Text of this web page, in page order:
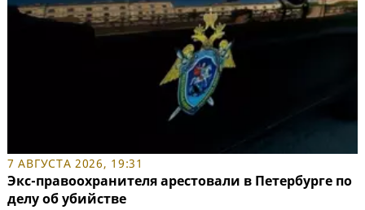
7 АВГУСТА 2026, 19:31
Экс-правоохранителя арестовали в Петербурге по
делу об убийстве